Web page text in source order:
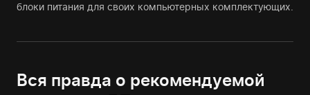
блоки питания для своих компьютерных комплектующих.
Вся правда о рекомендуемой